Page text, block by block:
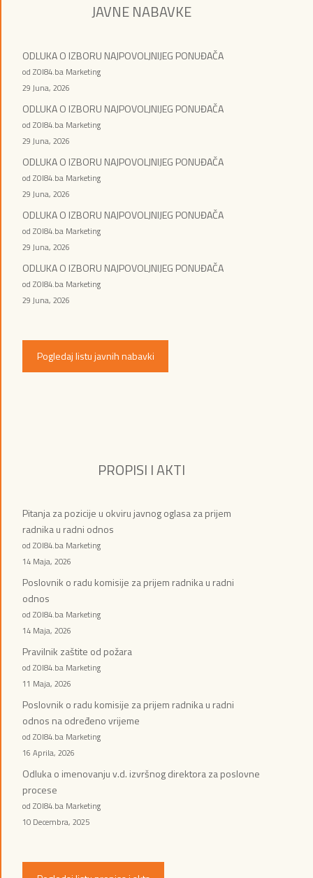
JAVNE NABAVKE
ODLUKA O IZBORU NAJPOVOLJNIJEG PONUĐAČA
od ZOI84.ba Marketing
29 Juna, 2026
ODLUKA O IZBORU NAJPOVOLJNIJEG PONUĐAČA
od ZOI84.ba Marketing
29 Juna, 2026
ODLUKA O IZBORU NAJPOVOLJNIJEG PONUĐAČA
od ZOI84.ba Marketing
29 Juna, 2026
ODLUKA O IZBORU NAJPOVOLJNIJEG PONUĐAČA
od ZOI84.ba Marketing
29 Juna, 2026
ODLUKA O IZBORU NAJPOVOLJNIJEG PONUĐAČA
od ZOI84.ba Marketing
29 Juna, 2026
Pogledaj listu javnih nabavki
PROPISI I AKTI
Pitanja za pozicije u okviru javnog oglasa za prijem
radnika u radni odnos
od ZOI84.ba Marketing
14 Maja, 2026
Poslovnik o radu komisije za prijem radnika u radni
odnos
od ZOI84.ba Marketing
14 Maja, 2026
Pravilnik zaštite od požara
od ZOI84.ba Marketing
11 Maja, 2026
Poslovnik o radu komisije za prijem radnika u radni
odnos na određeno vrijeme
od ZOI84.ba Marketing
16 Aprila, 2026
Odluka o imenovanju v.d. izvršnog direktora za poslovne
procese
od ZOI84.ba Marketing
10 Decembra, 2025